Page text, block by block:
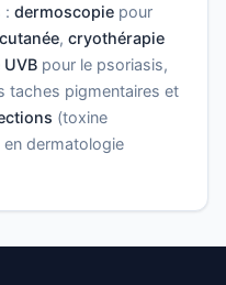
: dermoscopie pour
, cryothérapie
pour le psoriasis,
taches pigmentaires et
(toxine
dermatologie